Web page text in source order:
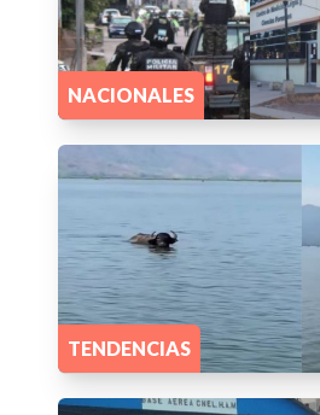
NACIONALES
TENDENCIAS